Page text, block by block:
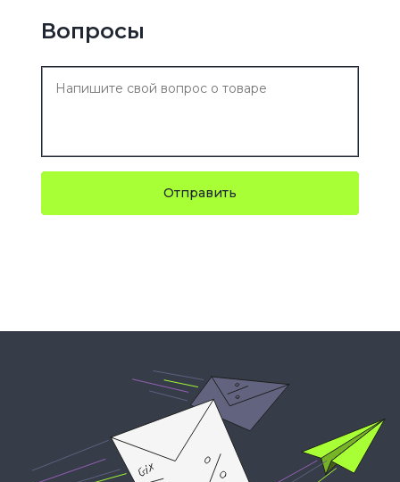
Вопросы
Отправить